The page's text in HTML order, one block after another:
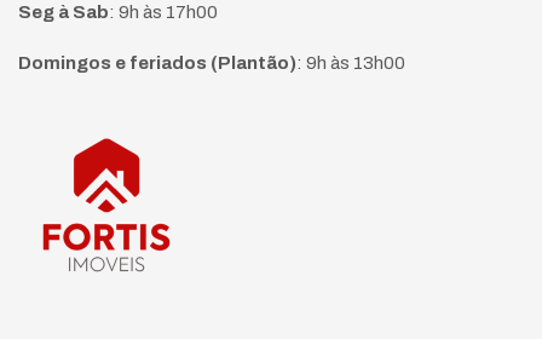
Seg à Sab: 9h às 17h00
Domingos e feriados (Plantão): 9h às 13h00
Página inicial